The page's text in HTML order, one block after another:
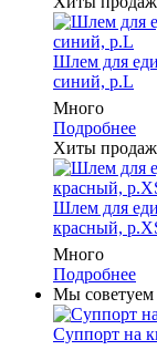
Шлем для
синий, p.L
Много
Подробнее
Хиты продаж
Шлем для
красный,
Много
Подробнее
Мы советуем
Суппорт на